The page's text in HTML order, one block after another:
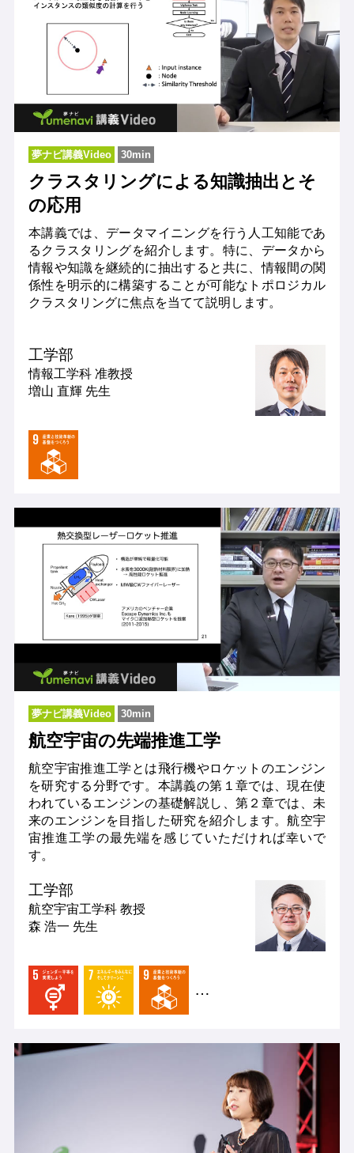
夢ナビ講義Video 30min
クラスタリングによる知識抽出とそ
の応用
本講義では、データマイニングを行う人工知能であ
るクラスタリングを紹介します。特に、データから
情報や知識を継続的に抽出すると共に、情報間の関
係性を明示的に構築することが可能なトポロジカル
クラスタリングに焦点を当てて説明します。
工学部
情報工学科 准教授
増山 直輝 先生
夢ナビ講義Video 30min
航空宇宙の先端推進工学
航空宇宙推進工学とは飛行機やロケットのエンジン
を研究する分野です。本講義の第１章では、現在使
われているエンジンの基礎解説し、第２章では、未
来のエンジンを目指した研究を紹介します。航空宇
宙推進工学の最先端を感じていただければ幸いで
す。
工学部
航空宇宙工学科 教授
森 浩一 先生
…